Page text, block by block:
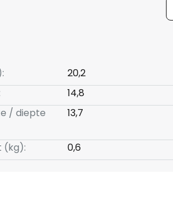
20,2
14,8
/ diepte
13,7
(kg): 0,6